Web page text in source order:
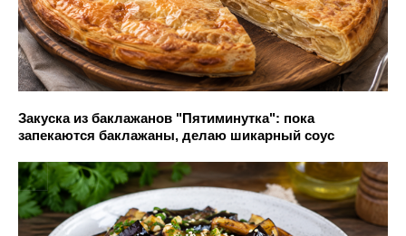
Закуска из баклажанов "Пятиминутка": пока
запекаются баклажаны, делаю шикарный соус